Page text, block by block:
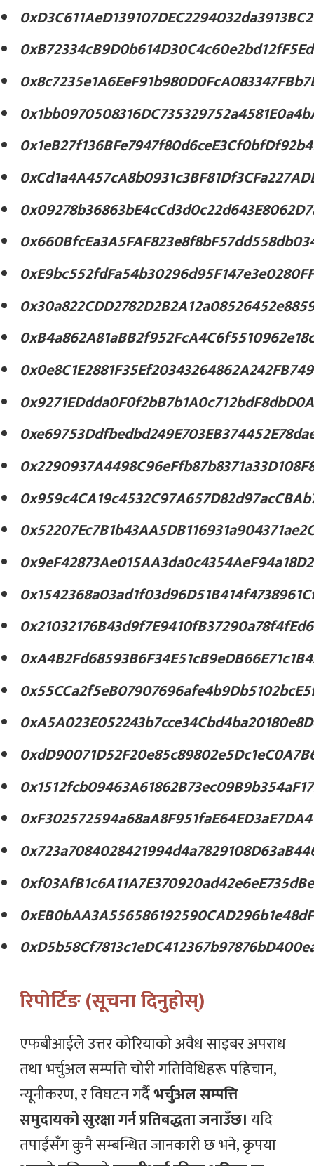
रिपोर्टिङ (सूचना दिनुहोस्)
एफबीआईले उत्तर कोरियाको अवैध साइबर अपराध
तथा भर्चुअल सम्पत्ति चोरी गतिविधिहरू पहिचान,
न्यूनीकरण, र विघटन गर्दैभर्चुअल सम्पत्ति
समुदायको सुरक्षा गर्न प्रतिबद्धता जनाउँछ।यदि
तपाईंसँग कुनै सम्बन्धित जानकारी छ भने, कृपया